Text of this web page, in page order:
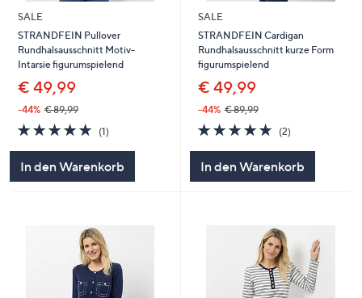
SALE
STRANDFEIN Pullover
Rundhalsausschnitt Motiv-
Intarsie figurumspielend
€ 49,99
-44% € 89,99
5.0
von
5
(1)
In den Warenkorb
SALE
STRANDFEIN Cardigan
Rundhalsausschnitt kurze Form
figurumspielend
€ 49,99
-44% € 89,99
5.0
von
(2)2
In den Warenkorb